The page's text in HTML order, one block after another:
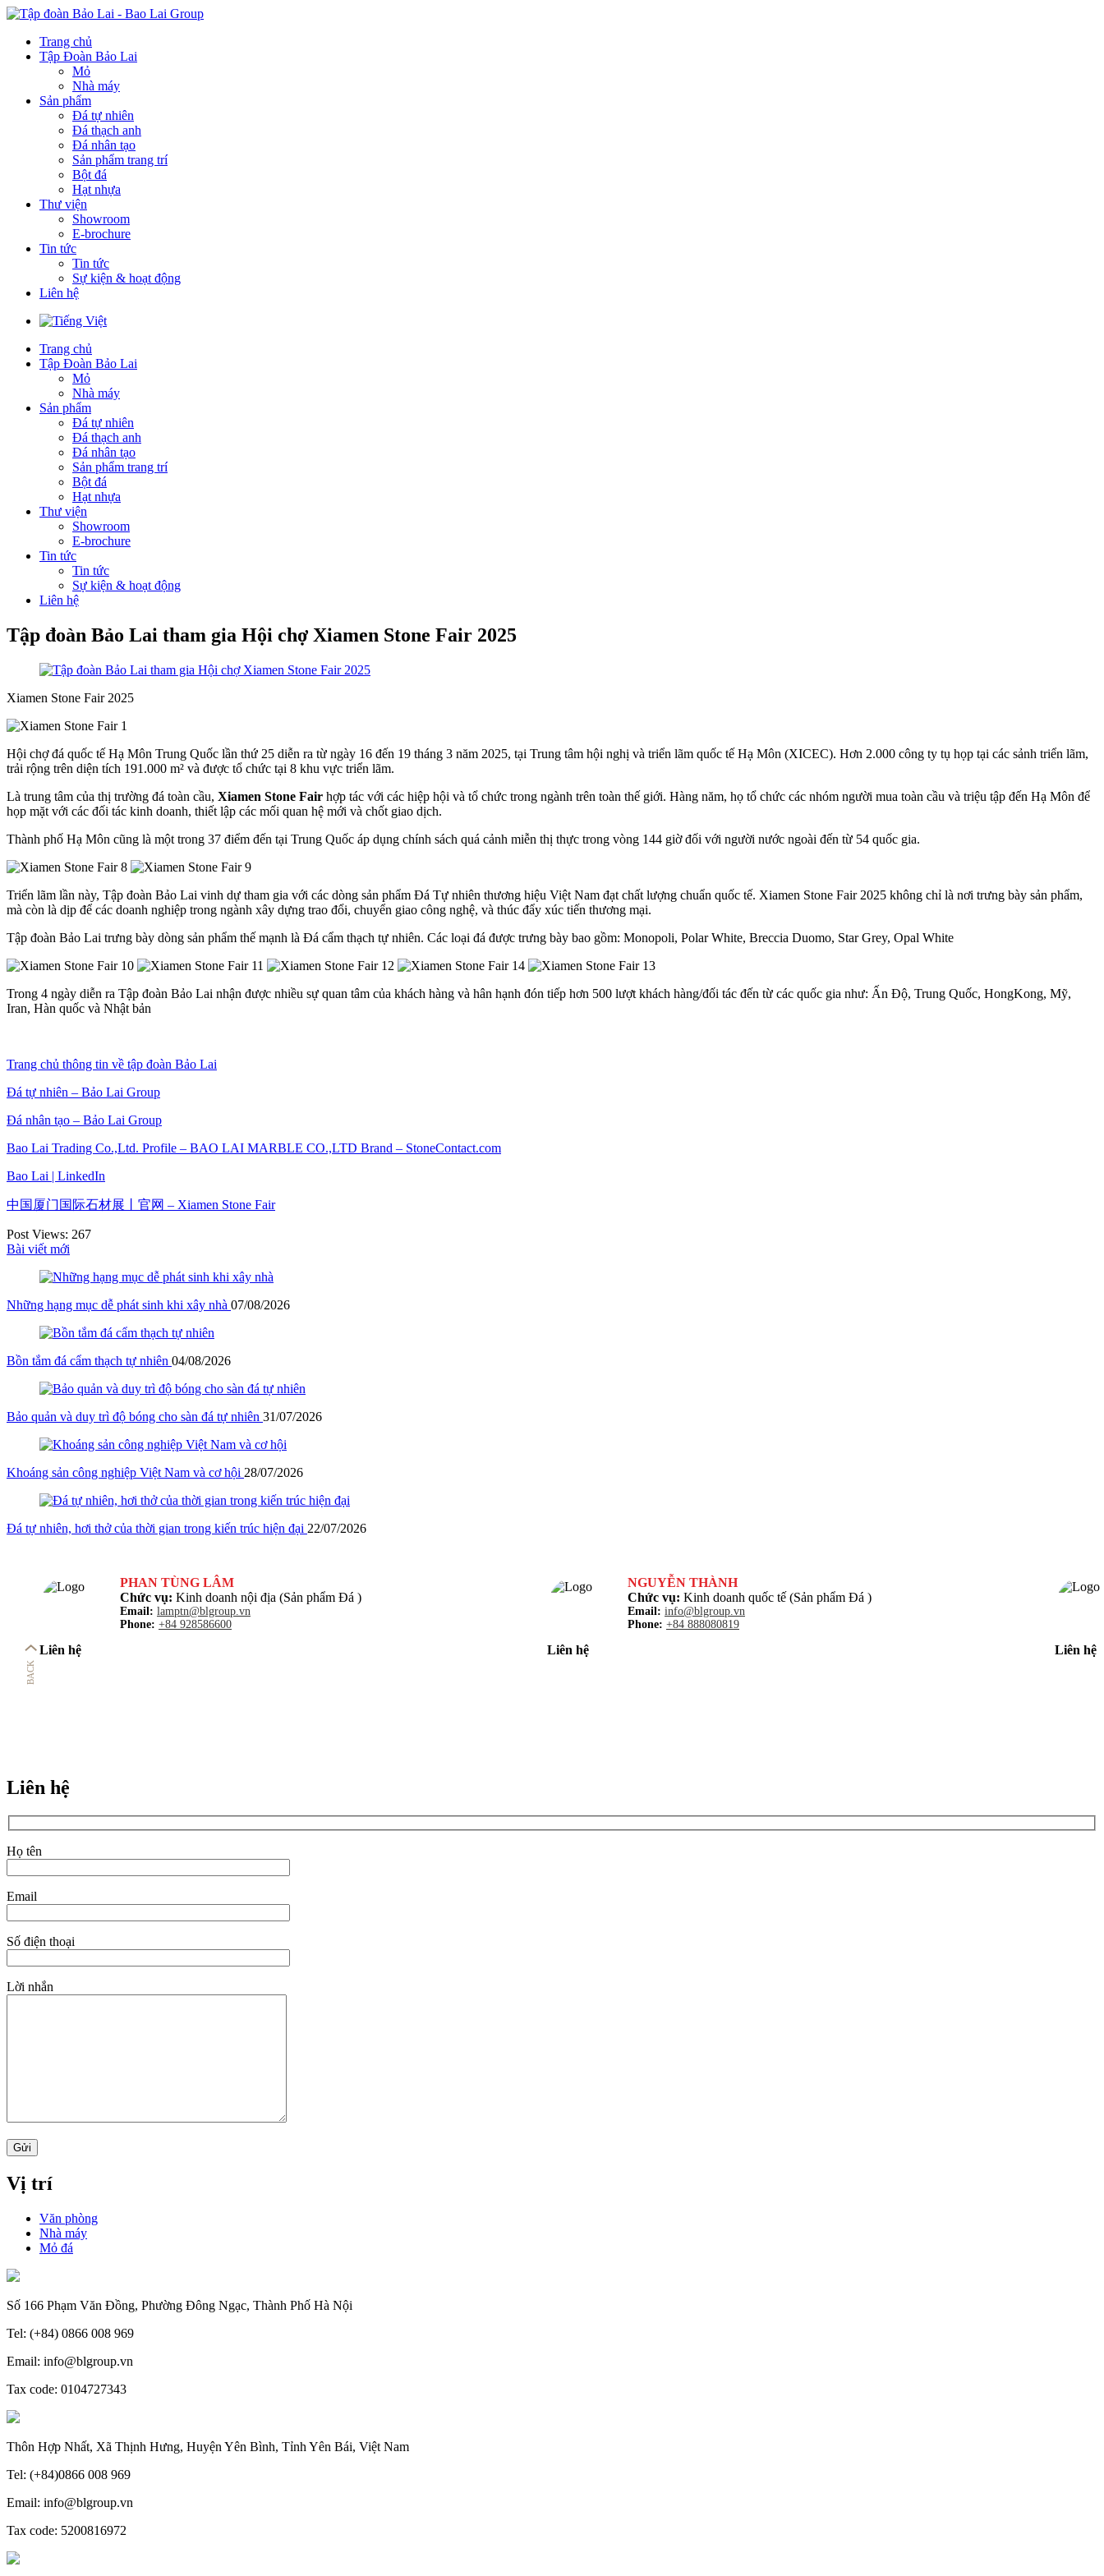
Trang chủ
Tập Đoàn Bảo Lai
Mỏ
Nhà máy
Sản phẩm
Đá tự nhiên
Đá thạch anh
Đá nhân tạo
Sản phẩm trang trí
Bột đá
Hạt nhựa
Thư viện
Showroom
E-brochure
Tin tức
Tin tức
Sự kiện & hoạt động
Liên hệ
Trang chủ
Tập Đoàn Bảo Lai
Mỏ
Nhà máy
Sản phẩm
Đá tự nhiên
Đá thạch anh
Đá nhân tạo
Sản phẩm trang trí
Bột đá
Hạt nhựa
Thư viện
Showroom
E-brochure
Tin tức
Tin tức
Sự kiện & hoạt động
Liên hệ
Tập đoàn Bảo Lai tham gia Hội chợ Xiamen Stone Fair 2025
Xiamen Stone Fair 2025
Hội chợ đá quốc tế Hạ Môn Trung Quốc lần thứ 25 diễn ra từ ngày 16 đến 19 tháng 3 năm 2025, tại Trung tâm hội nghị và triển lãm quốc tế Hạ Môn (XICEC). Hơn 2.000 công ty tụ họp tại các sảnh triển lãm,
trải rộng trên diện tích 191.000 m² và được tổ chức tại 8 khu vực triển lãm.
Là trung tâm của thị trường đá toàn cầu, Xiamen Stone Fair hợp tác với các hiệp hội và tổ chức trong ngành trên toàn thế giới. Hàng năm, họ tổ chức các nhóm người mua toàn cầu và triệu tập đến Hạ Môn để
họp mặt với các đối tác kinh doanh, thiết lập các mối quan hệ mới và chốt giao dịch.
Thành phố Hạ Môn cũng là một trong 37 điểm đến tại Trung Quốc áp dụng chính sách quá cảnh miễn thị thực trong vòng 144 giờ đối với người nước ngoài đến từ 54 quốc gia.
Triển lãm lần này, Tập đoàn Bảo Lai vinh dự tham gia với các dòng sản phẩm Đá Tự nhiên thương hiệu Việt Nam đạt chất lượng chuẩn quốc tế. Xiamen Stone Fair 2025 không chỉ là nơi trưng bày sản phẩm,
mà còn là dịp để các doanh nghiệp trong ngành xây dựng trao đổi, chuyển giao công nghệ, và thúc đẩy xúc tiến thương mại.
Tập đoàn Bảo Lai trưng bày dòng sản phẩm thế mạnh là Đá cẩm thạch tự nhiên. Các loại đá được trưng bày bao gồm: Monopoli, Polar White, Breccia Duomo, Star Grey, Opal White
Trong 4 ngày diễn ra Tập đoàn Bảo Lai nhận được nhiều sự quan tâm của khách hàng và hân hạnh đón tiếp hơn 500 lượt khách hàng/đối tác đến từ các quốc gia như: Ấn Độ, Trung Quốc, HongKong, Mỹ,
Iran, Hàn quốc và Nhật bản
Trang chủ thông tin về tập đoàn Bảo Lai
Đá tự nhiên – Bảo Lai Group
Đá nhân tạo – Bảo Lai Group
Bao Lai Trading Co.,Ltd. Profile – BAO LAI MARBLE CO.,LTD Brand – StoneContact.com
Bao Lai | LinkedIn
中国厦门国际石材展丨官网 – Xiamen Stone Fair
Post Views: 267
Bài viết mới
Những hạng mục dễ phát sinh khi xây nhà 07/08/2026
Bồn tắm đá cẩm thạch tự nhiên 04/08/2026
Bảo quản và duy trì độ bóng cho sàn đá tự nhiên 31/07/2026
Khoáng sản công nghiệp Việt Nam và cơ hội 28/07/2026
Đá tự nhiên, hơi thở của thời gian trong kiến trúc hiện đại 22/07/2026
PHAN TÙNG LÂM
Chức vụ: Kinh doanh nội địa (Sản phẩm Đá )
Email: lamptn@blgroup.vn
Phone: +84 928586600
Liên hệ
NGUYỄN THÀNH
Chức vụ: Kinh doanh quốc tế (Sản phẩm Đá )
Email: info@blgroup.vn
Phone: +84 888080819
Liên hệ Liên hệ
Liên hệ
Họ tên
Email
Số điện thoại
Lời nhắn
Vị trí
Văn phòng
Nhà máy
Mỏ đá
Số 166 Phạm Văn Đồng, Phường Đông Ngạc, Thành Phố Hà Nội
Tel: (+84) 0866 008 969
Email: info@blgroup.vn
Tax code: 0104727343
Thôn Hợp Nhất, Xã Thịnh Hưng, Huyện Yên Bình, Tỉnh Yên Bái, Việt Nam
Tel: (+84)0866 008 969
Email: info@blgroup.vn
Tax code: 5200816972
BACK